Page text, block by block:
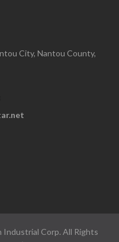
City, Nantou County,
Corp. All Rights